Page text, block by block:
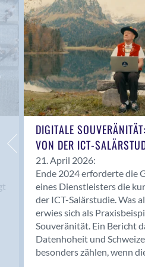
Anwil
Appenzell
Au SG
Baar
Baden
Balsthal
Balzers
Basel
Bassersdorf
Belp
Bendern
Benken (SG)
Bergdietikon
Berlin
Bern
Bern - Liebefeld
DIGITALE
VON DER ICT-
21. April 2026:
Ende 2024 erforderte die
eines Dienstleisters die
der ICT-Salärstudie. Was
erwies sich als
Souveränität. Ein Bericht
Datenhoheit und
besonders zählen, wenn